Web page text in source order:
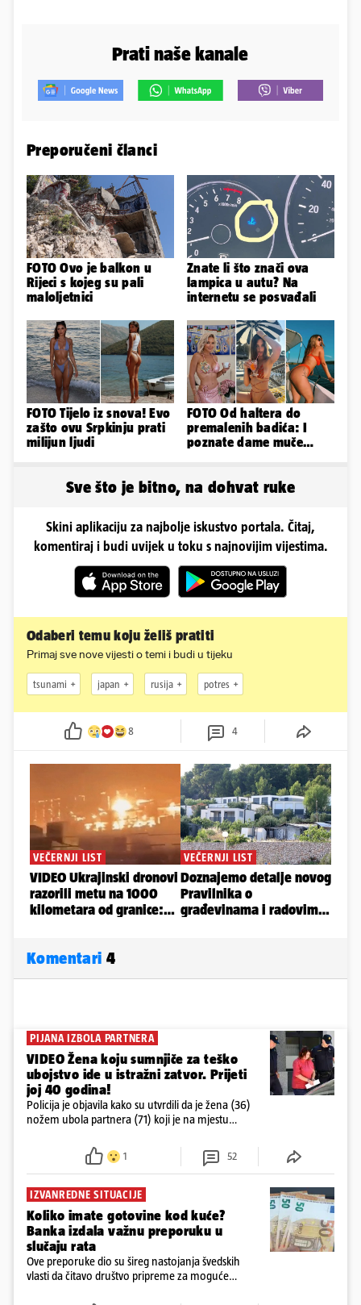
Prati naše kanale
Preporučeni članci
FOTO Ovo je balkon u
Rijeci s kojeg su pali
maloljetnici
Znate li što znači ova
lampica u autu? Na
internetu se posvađali
FOTO Tijelo iz snova! Evo
zašto ovu Srpkinju prati
milijun ljudi
FOTO Od haltera do
premalenih badića: I
poznate dame muče
Sve što je bitno, na dohvat ruke
Skini aplikaciju za najbolje iskustvo portala. Čitaj,
komentiraj i budi uvijek u toku s najnovijim vijestima.
Odaberi temu koju želiš pratiti
Primaj sve nove vijesti o temi i budi u tijeku
tsunami japan rusija potres
8 4
Komentari 4
PIJANA IZBOLA PARTNERA
VIDEO Žena koju sumnjiče za teško
ubojstvo ide u istražni zatvor. Prijeti
joj 40 godina!
Policija je objavila kako su utvrdili da je žena (36)
nožem ubola partnera (71) koji je na mjestu
ispitali i poslali u istražni zatvor
1 52
IZVANREDNE SITUACIJE
Koliko imate gotovine kod kuće?
Banka izdala važnu preporuku u
slučaju rata
Ove preporuke dio su šireg nastojanja švedskih
vlasti da čitavo društvo pripreme za moguće